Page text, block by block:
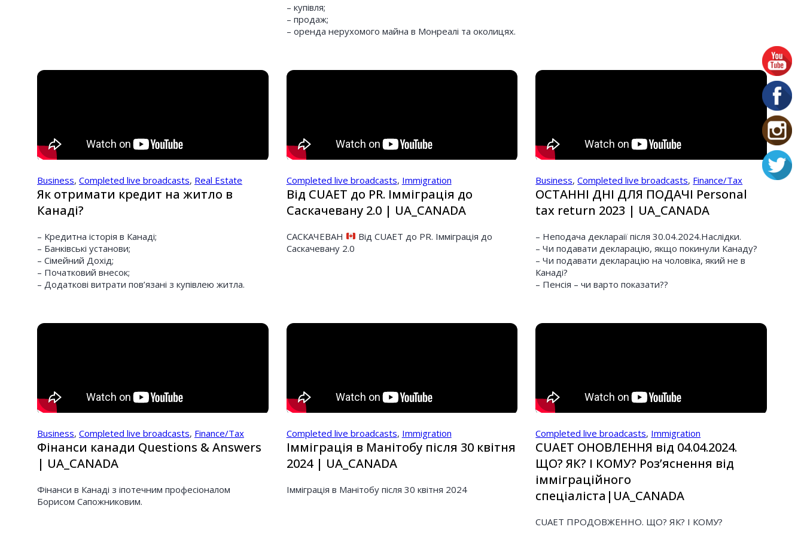
– купівля;
– продаж;
– оренда нерухомого майна в Монреалі та околицях.
Business, Completed live broadcasts, Real Estate
Як отримати кредит на житло в
Канаді?
– Кредитна історія в Канаді;
– Банківські установи;
– Сімейний Дохід;
– Початковий внесок;
– Додаткові витрати пов’язані з купівлею житла.
Completed live broadcasts, Immigration
Від CUAET до PR. Імміграція до
Саскачевану 2.0 | UA_CANADA
САСКАЧЕВАН
Від CUAET до PR. Імміграція до
Саскачевану 2.0
Business,Completed live broadcasts, Finance/Tax
ОСТАННІ ДНІ ДЛЯ ПОДАЧІ Personal
tax return 2023 | UA_CANADA
– Неподача деклараії після 30.04.2024.Наслідки.
– Чи подавати декларацію, якщо покинули Канаду?
– Чи подавати декларацію на чоловіка, який не в
Канаді?
– Пенсія – чи варто показати??
Business, Completed live broadcasts, Finance/Tax
Фінанси канади Questions & Answers
| UA_CANADA
Фінанси в Канаді з іпотечним професіоналом
Борисом Сапожниковим.
Completed live broadcasts, Immigration
Імміграція в Манітобу після 30 квітня
2024 | UA_CANADA
Імміграція в Манітобу після 30 квітня 2024
Completed live broadcasts, Immigration
CUAET ОНОВЛЕННЯ від 04.04.2024.
ЩО? ЯК? І КОМУ? Розʼяснення від
імміграційного
спеціаліста|UA_CANADA
CUAET ПРОДОВЖЕННО. ЩО? ЯК? І КОМУ?